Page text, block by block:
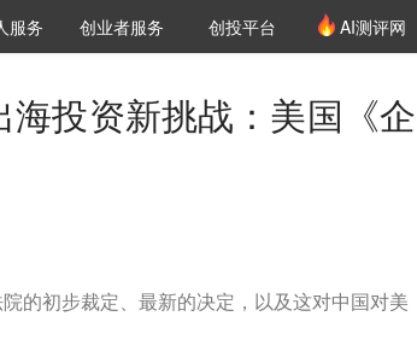
机构库
职位推介
服务 创投氪堂
创业者服务 创投平台 AI测评网
投资新挑战：美国《企
的初步裁定、最新的决定，以及这对中国对美